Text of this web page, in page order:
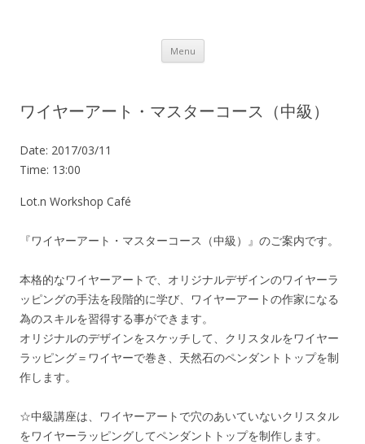
Menu Skip to content
ワイヤーアート・マスターコース（中級）
Date: 2017/03/11
Time: 13:00
Lot.n Workshop Café
『ワイヤーアート・マスターコース（中級）』のご案内です。
本格的なワイヤーアートで、オリジナルデザインのワイヤーラ
ッピングの手法を段階的に学び、ワイヤーアートの作家になる
為のスキルを習得する事ができます。
オリジナルのデザインをスケッチして、クリスタルをワイヤー
ラッピング＝ワイヤーで巻き、天然石のペンダントトップを制
作します。
☆中級講座は、ワイヤーアートで穴のあいていないクリスタル
をワイヤーラッピングしてペンダントトップを制作します。